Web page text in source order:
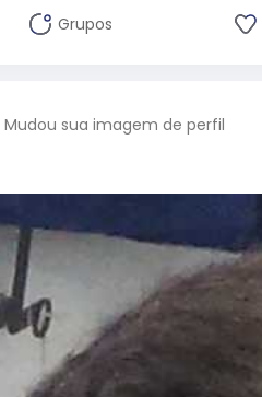
Grupos
Mudou sua imagem de perfil